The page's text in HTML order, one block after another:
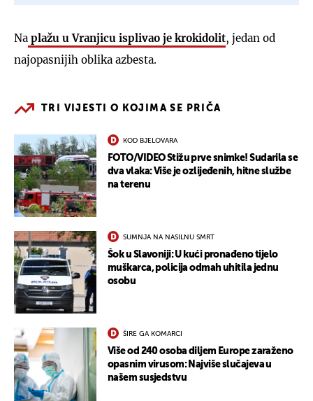
Na plažu u Vranjicu isplivao je krokidolit, jedan od
najopasnijih oblika azbesta.
TRI VIJESTI O KOJIMA SE PRIČA
KOD BJELOVARA
FOTO/VIDEO Stižu prve snimke! Sudarila se
dva vlaka: Više je ozlijeđenih, hitne službe
na terenu
SUMNJA NA NASILNU SMRT
Šok u Slavoniji: U kući pronađeno tijelo
muškarca, policija odmah uhitila jednu
osobu
ŠIRE GA KOMARCI
Više od 240 osoba diljem Europe zaraženo
opasnim virusom: Najviše slučajeva u
našem susjedstvu